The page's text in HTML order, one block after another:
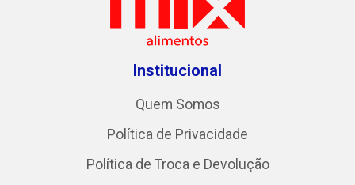
Institucional
Quem Somos
Política de Privacidade
Política de Troca e Devolução